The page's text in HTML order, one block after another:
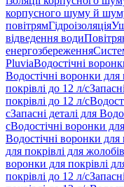
корпусного шуму й
повітрямГідроізоляція
відведення води
енергозбереження
PluviaВодостічні
Водостічні воронки для
покрівлі до 12 л/с
покрівлі до 12 л/с
сЗапасні деталі для
сВодостічні воронки
Водостічні воронки для
для покрівлі для жолобів
воронки для покрівлі
покрівлі до 12 л/с